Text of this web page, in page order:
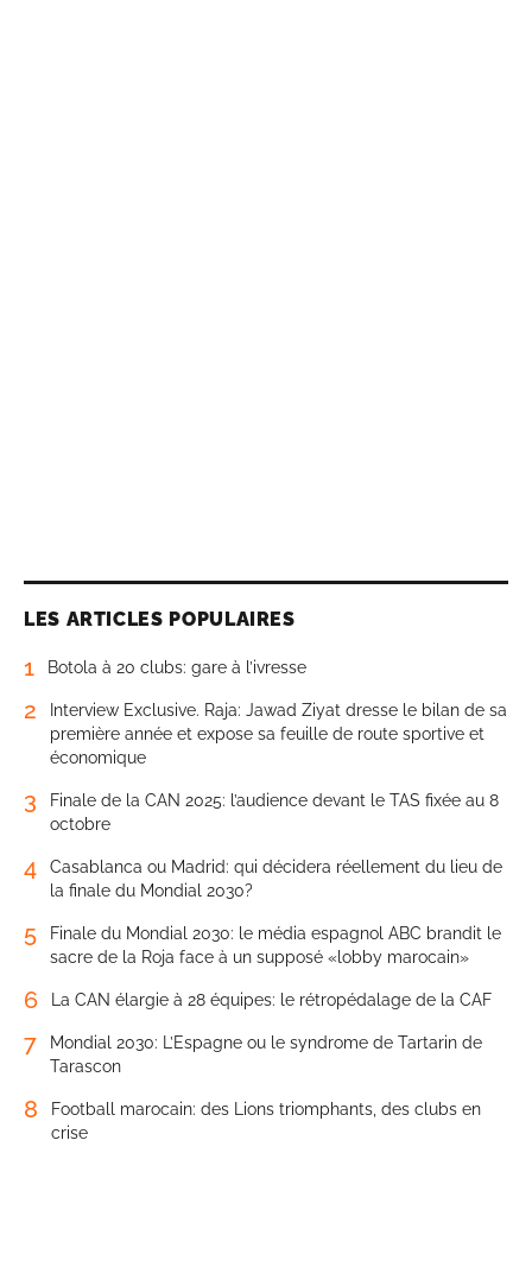
LES ARTICLES POPULAIRES
1 Botola à 20 clubs: gare à l’ivresse
2
Interview Exclusive. Raja: Jawad Ziyat dresse le bilan de sa
première année et expose sa feuille de route sportive et
économique
3
Finale de la CAN 2025: l’audience devant le TAS fixée au 8
octobre
4
Casablanca ou Madrid: qui décidera réellement du lieu de
la finale du Mondial 2030?
5
Finale du Mondial 2030: le média espagnol ABC brandit le
sacre de la Roja face à un supposé «lobby marocain»
6 La CAN élargie à 28 équipes: le rétropédalage de la CAF
7
Mondial 2030: L’Espagne ou le syndrome de Tartarin de
Tarascon
8
Football marocain: des Lions triomphants, des clubs en
crise